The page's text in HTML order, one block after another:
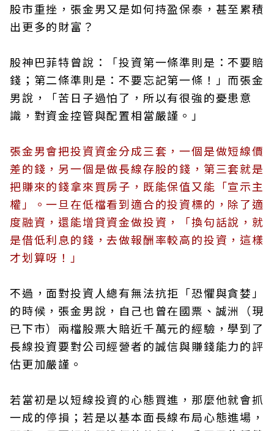
股市重挫，張金男又是如何持盈保泰，甚至累積
出更多的財富？
股神巴菲特曾說：「投資第一條準則是：不要賠
錢；第二條準則是：不要忘記第一條！」而張金
男說，「苦日子過怕了，所以有很強的憂患意
識，對資金控管與配置相當嚴謹。」
張金男會把投資資金分成三套，一個是做短線價
差的錢，另一個是做長線存股的錢，第三套就是
把賺來的錢拿來買房子，既能保值又能「宣示主
權」。一旦在低檔看到適合的投資標的，除了適
度融資，還能增貸資金做投資，「換句話說，就
是借低利息的錢，去做報酬率較高的投資，這樣
才划算呀！」
不過，面對投資人總有無法抗拒「恐懼與貪婪」
的時候，張金男說，自己也曾在國票、誠洲（現
已下市）兩檔股票大賠近千萬元的經驗，學到了
長線投資要對公司經營者的誠信與賺錢能力的評
估更加嚴謹。
若當初是以短線投資的心態買進，那麼他就會抓
一成的停損；若是以基本面長線布局心態進場，